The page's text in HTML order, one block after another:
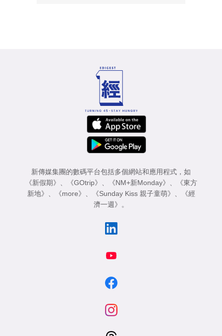
新傳媒集團的數碼平台包括多個網站和應用程式，如
《新假期》 、 《GOtrip》 、 《NM+新Monday》 、
《東方
新地》 、 《more》 、 《Sunday Kiss 親子童萌》 、
《經
濟一週》 。